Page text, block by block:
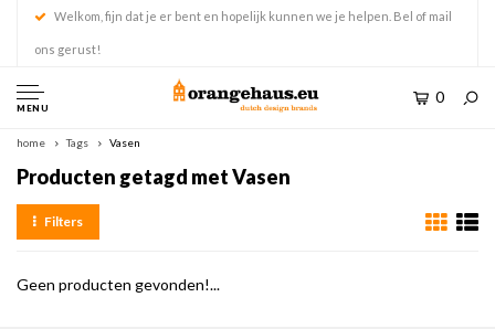
Welkom, fijn dat je er bent en hopelijk kunnen we je helpen. Bel of mail
ons gerust!
MENU
0
home Tags Vasen
Producten getagd met Vasen
Filters
Geen producten gevonden!...